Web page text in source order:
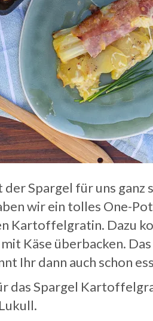
der Spargel für uns
wir ein tolles One-
Kartoffelgratin. Dazu
Käse überbacken.
Ihr dann auch schon
das Spargel